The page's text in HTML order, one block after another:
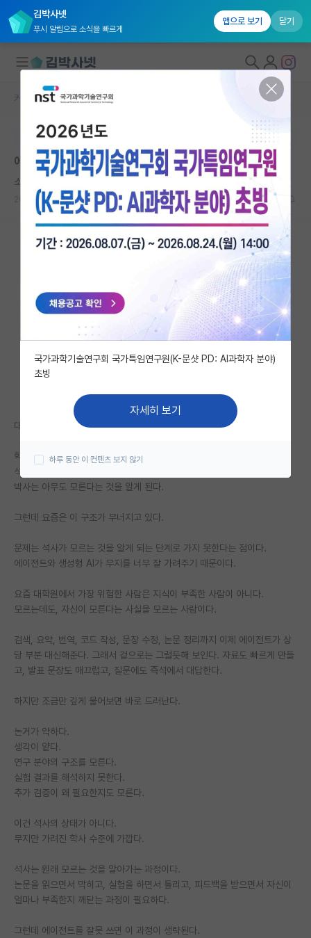
김박사넷
푸시 알림으로 소식을 빠르게
앱으로 보기 닫기
연구실&오픈랩
커뮤니티
커뮤니티 홈
IF 명예의전당
자유 게시판(아무개랩)
미국 유학 게시판
미국 대학원 합격 후기 게시판
대학원생 모집 게시판
연구실(PI) 홍보 게시판
학부 인턴 게시판
취업 게시판
임용 후기 게시판
PI 전용 게시판
인문사회 계열 게시판
특수/전문대학원 게시판
반도체/AI 게시판
장학금/장학생 게시판
학술 정보 게시판
커리어
유학교육
이벤트
반도체 아카데미
커뮤니티 홈 자유 게시판(아무개랩)
본문이 수정되지 않는 박제글입니다.
에이전트는 학사를 물석사로 만든다
소심한 아인슈타인
2026.06.09 18 9469
대학원에는 이런 밈이 있다.
학사는 모든 것을 안다고 생각하고,
석사는 자신이 모른다는 것을 알게 되고,
박사는 아무도 모른다는 것을 알게 된다.
그런데 요즘은 이 구조가 무너지고 있다.
문제는 석사가 모르는 것을 알게 되는 단계로 가지 못한다는 점이다.
에이전트와 생성형 AI가 무지를 너무 잘 가려주기 때문이다.
요즘 대학원에서 가장 위험한 사람은 지식이 부족한 사람이 아니다.
모르는데도, 자신이 모른다는 사실을 모르는 사람이다.
검색, 요약, 번역, 코드 작성, 문장 수정, 논문 정리까지 이제 에이전트가 상
당 부분 대신해준다. 그래서 겉으로는 그럴듯해 보인다. 자료도 빠르게 만들
고, 발표 문장도 매끄럽고, 질문에도 즉석에서 대답한다.
하지만 조금만 깊게 물어보면 바로 드러난다.
논거가 약하다.
생각이 얕다.
연구 분야의 구조를 모른다.
실험 결과를 해석하지 못한다.
추가 검증이 왜 필요한지도 모른다.
이건 석사의 상태가 아니다.
무지만 가려진 학사 수준에 가깝다.
석사는 원래 모르는 것을 알아가는 과정이다.
논문을 읽으면서 막히고, 실험을 하면서 틀리고, 피드백을 받으면서 자신이
얼마나 부족한지 깨닫는 과정이 필요하다.
그런데 에이전트를 잘못 쓰면 이 과정이 생략된다.
국가과학기술연구회 국가특임연구원(K-문샷 PD: AI과학자 분야)
초빙
자세히 보기
하루 동안 이 컨텐츠 보지 않기